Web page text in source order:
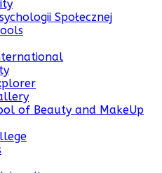
Społecznej
of Beauty and MakeUp